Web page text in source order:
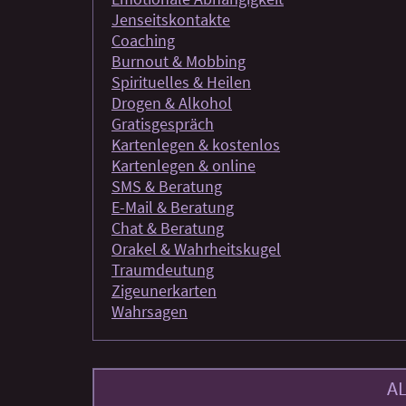
Jenseitskontakte
Coaching
Burnout & Mobbing
Spirituelles & Heilen
Drogen & Alkohol
Gratisgespräch
Kartenlegen & kostenlos
Kartenlegen & online
SMS & Beratung
E-Mail & Beratung
Chat & Beratung
Orakel & Wahrheitskugel
Traumdeutung
Zigeunerkarten
Wahrsagen